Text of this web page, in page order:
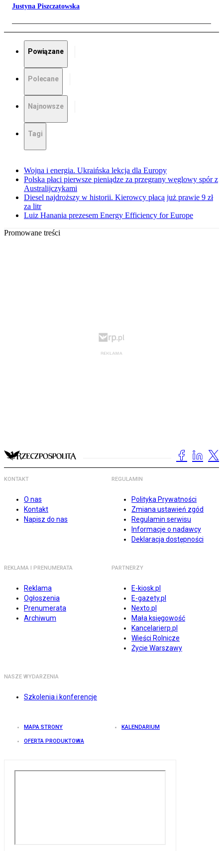
Justyna Piszczatowska
Powiązane
Polecane
Najnowsze
Tagi
Wojna i energia. Ukraińska lekcja dla Europy
Polska płaci pierwsze pieniądze za przegrany węglowy spór z
Australijczykami
Diesel najdroższy w historii. Kierowcy płacą już prawie 9 zł
za litr
Luiz Hanania prezesem Energy Efficiency for Europe
Promowane treści
KONTAKT
O nas
Kontakt
Napisz do nas
REGULAMIN
Polityka Prywatności
Zmiana ustawień zgód
Regulamin serwisu
Informacje o nadawcy
Deklaracja dostępności
REKLAMA I PRENUMERATA
Reklama
Ogłoszenia
Prenumerata
Archiwum
PARTNERZY
E-kiosk.pl
E-gazety.pl
Nexto.pl
Mała księgowość
Kancelarierp.pl
Wieści Rolnicze
Życie Warszawy
NASZE WYDARZENIA
Szkolenia i konferencje
MAPA STRONY KALENDARIUM
OFERTA PRODUKTOWA